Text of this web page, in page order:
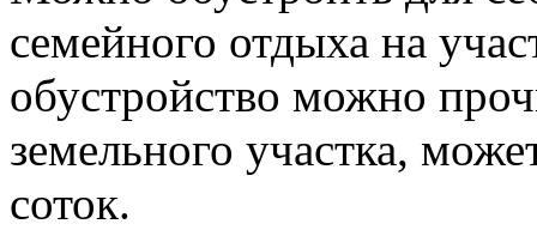
семейного отдыха на
обустройство можно
земельного участка,
соток.